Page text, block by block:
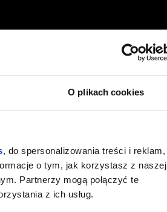
O plikach cookies
, do spersonalizowania treści i reklam,
o tym, jak korzystasz z naszej
Partnerzy mogą połączyć te
z ich usług.